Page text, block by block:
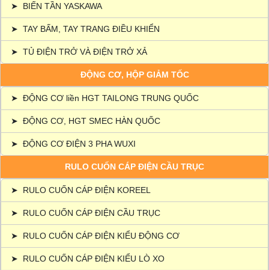
➤ BIẾN TẦN YASKAWA
➤ TAY BẤM, TAY TRANG ĐIỀU KHIỂN
➤ TỦ ĐIỆN TRỞ VÀ ĐIỆN TRỞ XẢ
ĐỘNG CƠ, HỘP GIẢM TỐC
➤ ĐỘNG CƠ liền HGT TAILONG TRUNG QUỐC
➤ ĐỘNG CƠ, HGT SMEC HÀN QUỐC
➤ ĐỘNG CƠ ĐIỆN 3 PHA WUXI
RULO CUỐN CÁP ĐIỆN CẦU TRỤC
➤ RULO CUỐN CÁP ĐIỆN KOREEL
➤ RULO CUỐN CÁP ĐIỆN CẦU TRỤC
➤ RULO CUỐN CÁP ĐIỆN KIỂU ĐỘNG CƠ
➤ RULO CUỐN CÁP ĐIỆN KIỂU LÒ XO